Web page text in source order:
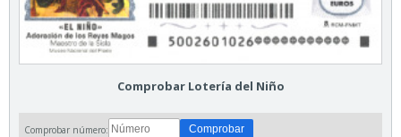
Comprobar Lotería del Niño
Comprobar número: